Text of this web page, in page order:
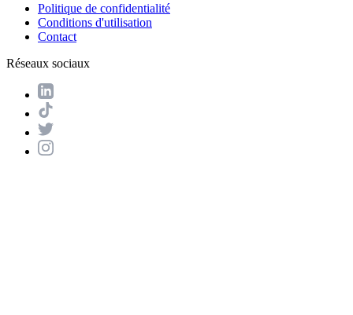
Politique de confidentialité
Conditions d'utilisation
Contact
Réseaux sociaux